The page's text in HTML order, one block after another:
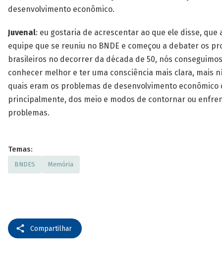
desenvolvimento econômico.
Juvenal: eu gostaria de acrescentar ao que ele disse, que
equipe que se reuniu no BNDE e começou a debater os
brasileiros no decorrer da década de 50, nós
conhecer melhor e ter uma consciência mais clara, mais
quais eram os problemas de desenvolvimento econômico
principalmente, dos meio e modos de contornar ou
problemas.
Temas:
BNDES Memória
Compartilhar